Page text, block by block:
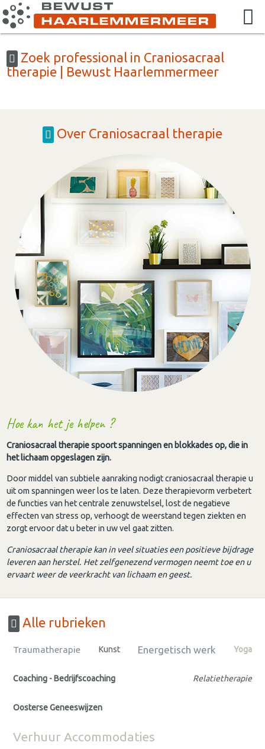
Zoek professional in Craniosacraal
therapie | Bewust Haarlemmermeer
Over Craniosacraal therapie
Hoe kan het je helpen ?
Craniosacraal therapie spoort spanningen en blokkades op, die in
het lichaam opgeslagen zijn.
Door middel van subtiele aanraking nodigt craniosacraal therapie u
uit om spanningen weer los te laten. Deze therapievorm verbetert
de functies van het centrale zenuwstelsel, lost de negatieve
effecten van stress op, verhoogt de weerstand tegen ziekten en
zorgt ervoor dat u beter in uw vel gaat zitten.
Craniosacraal therapie kan in veel situaties een positieve bijdrage
leveren aan herstel. Het zelfgenezend vermogen neemt toe en u
ervaart weer de veerkracht van lichaam en geest.
Alle rubrieken
Traumatherapie Kunst Energetisch werk Yoga
Coaching - Bedrijfscoaching Relatietherapie
Oosterse Geneeswijzen
Verhuur Accommodaties